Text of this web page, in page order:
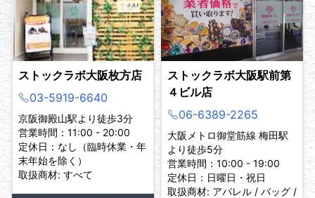
ストックラボ大阪枚方店
03-5919-6640
京阪御殿山駅より徒歩3分
営業時間：11:00 - 20:00
定休日：なし（臨時休業・年
末年始を除く）
取扱商材: すべて
ストックラボ大阪駅前第
４ビル店
06-6389-2265
大阪メトロ御堂筋線 梅田駅
より徒歩5分
営業時間：10:00 - 19:00
定休日：日曜日・祝日
取扱商材: アパレル / バッグ /